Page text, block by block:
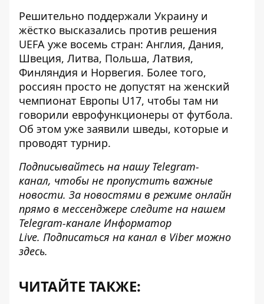
Решительно поддержали Украину и
жёстко высказались против решения
UEFA уже восемь стран: Англия, Дания,
Швеция, Литва, Польша, Латвия,
Финляндия и Норвегия. Более того,
россиян просто не допустят на женский
чемпионат Европы U17, чтобы там ни
говорили еврофункционеры от футбола.
Об этом уже заявили шведы, которые и
проводят турнир.
Подписывайтесь на нашу Telegram-
канал, чтобы не пропустить важные
новости. За новостями в режиме онлайн
прямо в мессенджере следите на нашем
Telegram-канале Информатор
Live. Подписаться на канал в Viber можно
здесь.
ЧИТАЙТЕ ТАКЖЕ: